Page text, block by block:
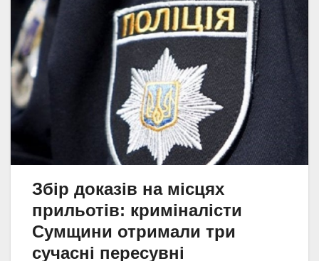
Збір доказів на місцях
прильотів: криміналісти
Сумщини отримали три
сучасні пересувні